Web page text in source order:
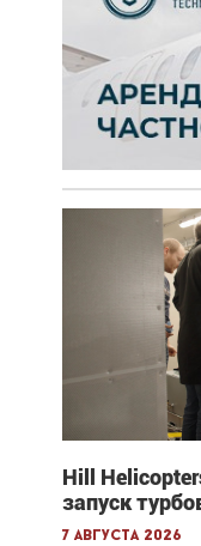
Hill
запуск
7 августа 2026